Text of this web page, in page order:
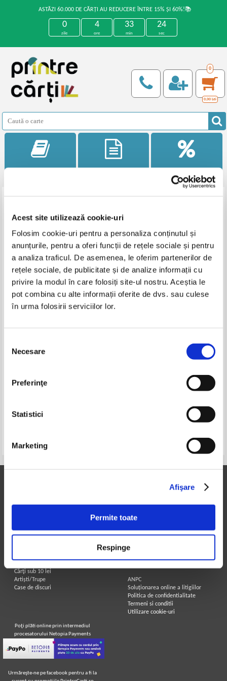
Acest site utilizează cookie-uri
Folosim cookie-uri pentru a personaliza conținutul și
anunțurile, pentru a oferi funcții de rețele sociale și pentru
a analiza traficul. De asemenea, le oferim partenerilor de
rețele sociale, de publicitate și de analize informații cu
privire la modul în care folosiți site-ul nostru. Aceștia le
pot combina cu alte informații oferite de dvs. sau culese
în urma folosirii serviciilor lor.
consimțământului
Necesare
Preferinţe
Statistici
Marketing
Afişare
Permite toate
Respinge
ASTĂZI 60.000 DE CĂRȚI AU REDUCERE ÎNTRE 15% ȘI 60%!📚
0
zile
4
ore
33
min
24
sec
0
0,00 Lei
Carti Jean Labasse
Jean Labasse - L'organisation de
l'espace. Elements de
geographie volontaire
Pagina: 1
Arhivă carți
Colecții
Cărţi sub 10 lei
Artiști/Trupe
Case de discuri
Achizitii viniluri, casete, CD/DVD
Contact
Politica de livrare
Angajari - Cariere
ANPC
Soluționarea online a litigiilor
Politica de confidentialitate
Termeni si conditii
Utilizare cookie-uri
Poţi plăti online prin intermediul
procesatorului Netopia Payments
Urmăreşte-ne pe facebook pentru a fi la